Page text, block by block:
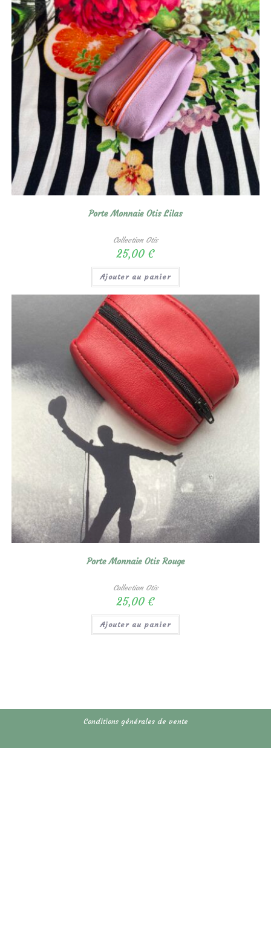
Porte Monnaie Otis Lilas
Collection Otis
25,00 €
Ajouter au panier
Porte Monnaie Otis Rouge
Collection Otis
25,00 €
Ajouter au panier
Conditions générales de vente